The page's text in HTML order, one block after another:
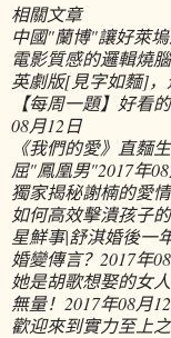
相關文章
中國"蘭博"讓好萊
電影質感的邏輯燒
英劇版[見字如麵]
【每周一題】好看
08月12日
《我們的愛》直麵
屈"鳳凰男"2017年
獨家揭秘謝楠的愛
如何高效擊潰孩子
星鮮事|舒淇婚後一
婚變傳言？ 2017年
她是胡歌想娶的女
無量！ 2017年08月
歡迎來到實力至上